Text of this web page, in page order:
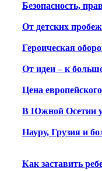
Безопасность,
От детских
Героическая
От идеи – к
Цена
В Южной Осетии
Науру, Грузия и
Как заставить